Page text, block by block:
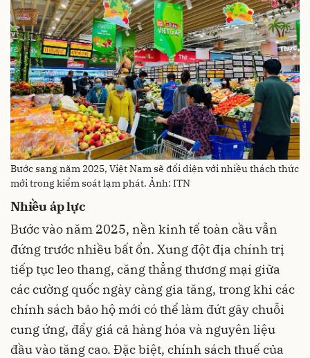
Bước sang năm 2025, Việt Nam sẽ đối diện với nhiều thách thức
mới trong kiểm soát lạm phát. Ảnh: ITN
Nhiều áp lực
Bước vào năm 2025, nền kinh tế toàn cầu vẫn
đứng trước nhiều bất ổn. Xung đột địa chính trị
tiếp tục leo thang, căng thẳng thương mại giữa
các cường quốc ngày càng gia tăng, trong khi các
chính sách bảo hộ mới có thể làm đứt gãy chuỗi
cung ứng, đẩy giá cả hàng hóa và nguyên liệu
đầu vào tăng cao. Đặc biệt, chính sách thuế của